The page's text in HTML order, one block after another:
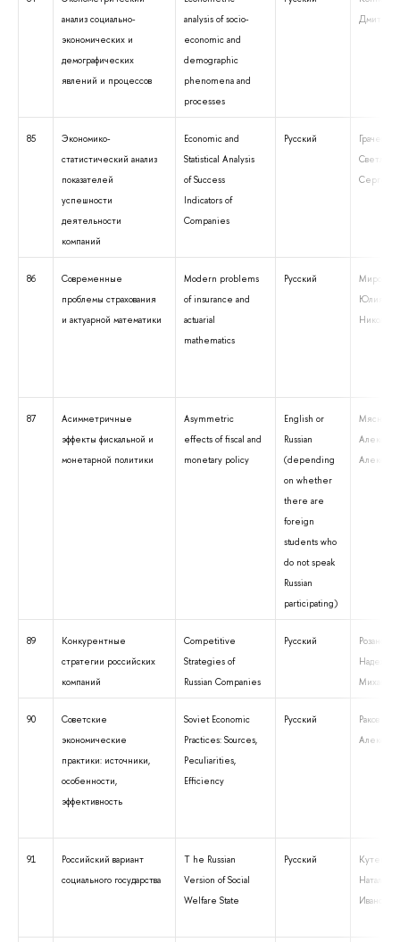
анализ социально-
экономических и
демографических
явлений и процессов
analysis of socio-
economic and
demographic
phenomena and
processes
85
Экономико-
статистический анализ
показателей
успешности
деятельности
компаний
Economic and
Statistical Analysis
of Success
Indicators of
Companies
Русский
Грачева
Светлана
86
Современные
проблемы страхования
и актуарной математики
Modern problems
of insurance and
actuarial
mathematics
Русский
Юлия
87
Асимметричные
эффекты фискальной и
монетарной политики
Asymmetric
effects of fiscal and
monetary policy
English or
Russian
(depending
on whether
there are
foreign
students who
do not speak
Russian
participating)
Мясников
89
Конкурентные
стратегии российских
компаний
Competitive
Strategies of
Russian Companies
Русский
Розанова
Надежда
90
Советские
экономические
практики: источники,
особенности,
эффективность
Soviet Economic
Practices: Sources,
Peculiarities,
Efficiency
Русский
Раков
91
Российский вариант
социального государства
T he Russian
Version of Social
Welfare State
Русский
Кутепова
Наталия
Ивановна